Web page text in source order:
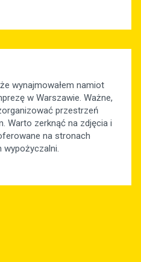
wynajmowałem namiot
w Warszawie. Ważne,
przestrzeń
Warto zerknąć na zdjęcia i
na stronach